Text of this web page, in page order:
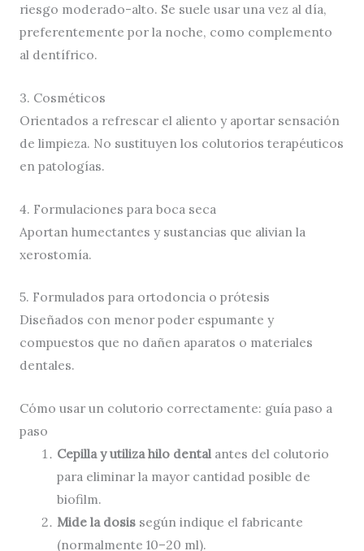
riesgo moderado-alto. Se suele usar una vez al día,
preferentemente por la noche, como complemento
al dentífrico.
3. Cosméticos
Orientados a refrescar el aliento y aportar sensación
de limpieza. No sustituyen los colutorios terapéuticos
en patologías.
4. Formulaciones para boca seca
Aportan humectantes y sustancias que alivian la
xerostomía.
5. Formulados para ortodoncia o prótesis
Diseñados con menor poder espumante y
compuestos que no dañen aparatos o materiales
dentales.
Cómo usar un colutorio correctamente: guía paso a
paso
Cepilla y utiliza hilo dental antes del colutorio
para eliminar la mayor cantidad posible de
biofilm.
Mide la dosis según indique el fabricante
(normalmente 10–20 ml).